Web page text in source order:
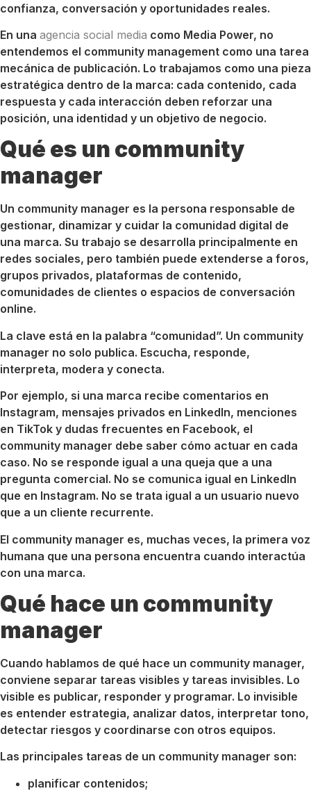
confianza, conversación y oportunidades reales.
En una agencia social media como Media Power, no
entendemos el community management como una tarea
mecánica de publicación. Lo trabajamos como una pieza
estratégica dentro de la marca: cada contenido, cada
respuesta y cada interacción deben reforzar una
posición, una identidad y un objetivo de negocio.
Qué es un community
manager
Un community manager es la persona responsable de
gestionar, dinamizar y cuidar la comunidad digital de
una marca. Su trabajo se desarrolla principalmente en
redes sociales, pero también puede extenderse a foros,
grupos privados, plataformas de contenido,
comunidades de clientes o espacios de conversación
online.
La clave está en la palabra “comunidad”. Un community
manager no solo publica. Escucha, responde,
interpreta, modera y conecta.
Por ejemplo, si una marca recibe comentarios en
Instagram, mensajes privados en LinkedIn, menciones
en TikTok y dudas frecuentes en Facebook, el
community manager debe saber cómo actuar en cada
caso. No se responde igual a una queja que a una
pregunta comercial. No se comunica igual en LinkedIn
que en Instagram. No se trata igual a un usuario nuevo
que a un cliente recurrente.
El community manager es, muchas veces, la primera voz
humana que una persona encuentra cuando interactúa
con una marca.
Qué hace un community
manager
Cuando hablamos de qué hace un community manager,
conviene separar tareas visibles y tareas invisibles. Lo
visible es publicar, responder y programar. Lo invisible
es entender estrategia, analizar datos, interpretar tono,
detectar riesgos y coordinarse con otros equipos.
Las principales tareas de un community manager son:
planificar contenidos;